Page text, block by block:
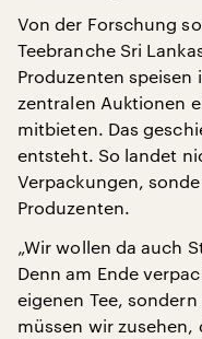
Von der Forschung
Teebranche Sri
Produzenten speisen
zentralen Auktionen
mitbieten. Das
entsteht. So landet
Verpackungen,
Produzenten.
„Wir wollen da auch
Denn am Ende
eigenen Tee,
müssen wir zusehen,